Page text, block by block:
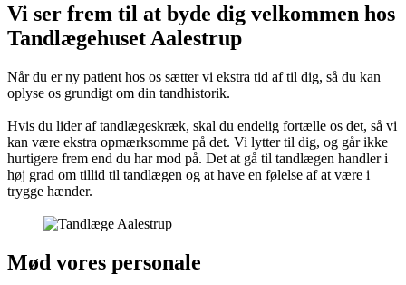
Vi ser frem til at byde dig velkommen hos
Tandlægehuset Aalestrup
Når du er ny patient hos os sætter vi ekstra tid af til dig, så du kan
oplyse os grundigt om din tandhistorik.
Hvis du lider af tandlægeskræk, skal du endelig fortælle os det, så vi
kan være ekstra opmærksomme på det. Vi lytter til dig, og går ikke
hurtigere frem end du har mod på. Det at gå til tandlægen handler i
høj grad om tillid til tandlægen og at have en følelse af at være i
trygge hænder.
Mød vores personale